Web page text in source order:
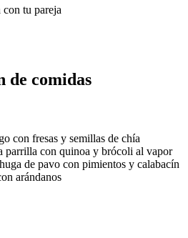
tu pareja
de comidas
con fresas y semillas de chía
parrilla con quinoa y brócoli al vapor
de pavo con pimientos y calabacín
arándanos